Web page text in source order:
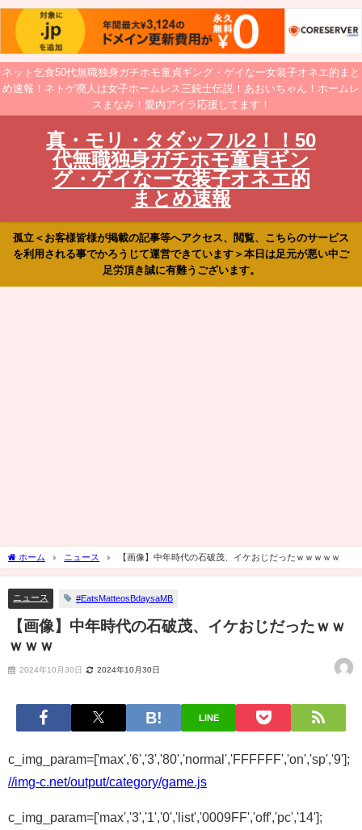
ネット乞食50代無職独身ガチホモ童貞ギング・ゲイなー女装子オネエ的まと
め速報！ネトゲ廃人は女子ホームレス三銃士伝説！あおいちゃん！ホームレ
スまなみ！愛内アイラ応援してます！
真・モリ・タダッフル2！！50
代無職独身ガチホモ童貞ギン
グ・ゲイなー女装子オネエ的
まとめ速報
孤立＜お客様皆様が掲載の記事等へアクセス、閲覧、こちらのサービス
を利用される事でかろうじて運営できています＞本日は足元が悪い中ご
足労頂き誠に有難うございます。
ホーム ニュース 【画像】中年時代の石破茂、イケおじだったｗｗｗｗｗ
ニュース #EatsMatteosBdaysaMB
【画像】中年時代の石破茂、イケおじだったｗｗ
ｗｗｗ
2024年10月30日 2024年10月30日
LINE
c_img_param=['max','6','3','80','normal','FFFFFF','on','sp','9'];
//img-c.net/output/category/game.js
c_img_param=['max','3','1','0','list','0009FF','off','pc','14'];